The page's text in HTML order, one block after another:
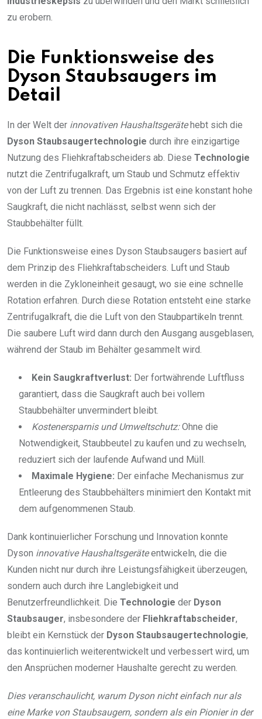
zu erobern.
Die Funktionsweise des
Dyson Staubsaugers im
Detail
In der Welt der innovativen Haushaltsgerätehebt sich die
Dyson Staubsaugertechnologie durch ihre einzigartige
Nutzung des Fliehkraftabscheiders ab. Diese Technologie
nutzt die Zentrifugalkraft, um Staub und Schmutz effektiv
von der Luft zu trennen. Das Ergebnis ist eine konstant hohe
Saugkraft, die nicht nachlässt, selbst wenn sich der
Staubbehälter füllt.
Die Funktionsweise eines Dyson Staubsaugers basiert auf
dem Prinzip des Fliehkraftabscheiders. Luft und Staub
werden in die Zykloneinheit gesaugt, wo sie eine schnelle
Rotation erfahren. Durch diese Rotation entsteht eine starke
Zentrifugalkraft, die die Luft von den Staubpartikeln trennt.
Die saubere Luft wird dann durch den Ausgang ausgeblasen,
während der Staub im Behälter gesammelt wird.
Kein Saugkraftverlust: Der fortwährende Luftfluss
garantiert, dass die Saugkraft auch bei vollem
Staubbehälter unvermindert bleibt.
Kostenersparnis und Umweltschutz:Ohne die
Notwendigkeit, Staubbeutel zu kaufen und zu wechseln,
reduziert sich der laufende Aufwand und Müll.
Maximale Hygiene: Der einfache Mechanismus zur
Entleerung des Staubbehälters minimiert den Kontakt mit
dem aufgenommenen Staub.
Dank kontinuierlicher Forschung und Innovation konnte
Dyson innovative Haushaltsgeräteentwickeln, die die
Kunden nicht nur durch ihre Leistungsfähigkeit überzeugen,
sondern auch durch ihre Langlebigkeit und
Benutzerfreundlichkeit. Die Technologie der Dyson
Staubsauger, insbesondere der Fliehkraftabscheider,
bleibt ein Kernstück der Dyson Staubsaugertechnologie,
das kontinuierlich weiterentwickelt und verbessert wird, um
den Ansprüchen moderner Haushalte gerecht zu werden.
Dies veranschaulicht, warum Dyson nicht einfach nur als
eine Marke von Staubsaugern, sondern als ein Pionier in der